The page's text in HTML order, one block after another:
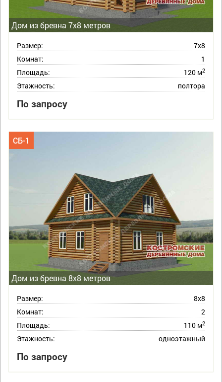
Дом из бревна 7х8 метров
Размер:
7х8
Комнат:
1
Площадь:
120 м2
Этажность: полтора
По запросу
Дом из бревна 8х8 метров
СБ-1
Размер:
8х8
Комнат:
2
Площадь:
110 м2
Этажность: одноэтажный
По запросу